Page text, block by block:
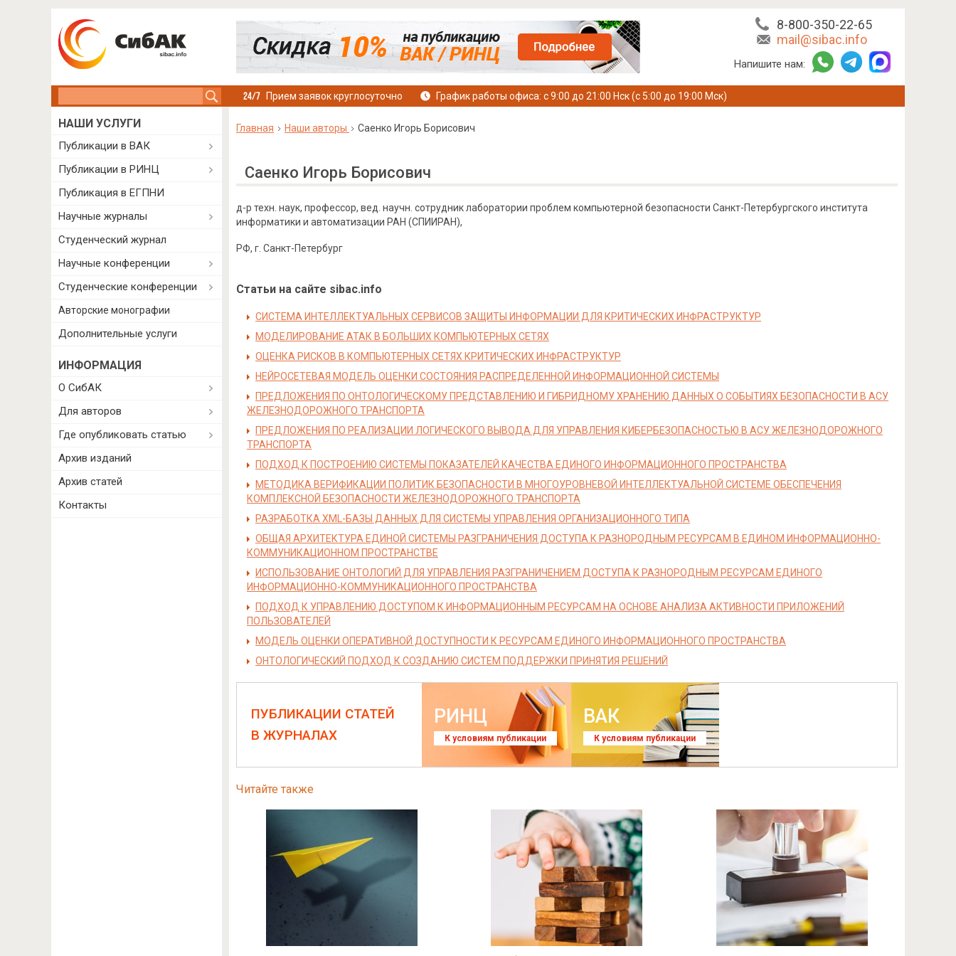
8-800-350-22-65
mail@sibac.info
Напишите нам:
Прием заявок круглосуточно График работы офиса: с 9:00 до 21:00 Нск (с 5:00 до 19:00 Мск)
Главная Наши авторы Саенко Игорь Борисович
Саенко Игорь Борисович
д-р техн. наук, профессор, вед. научн. сотрудник лаборатории проблем компьютерной безопасности Санкт-Петербургского института
информатики и автоматизации РАН (СПИИРАН),
РФ, г. Санкт-Петербург
Статьи на сайте sibac.info
СИСТЕМА ИНТЕЛЛЕКТУАЛЬНЫХ СЕРВИСОВ ЗАЩИТЫ ИНФОРМАЦИИ ДЛЯ КРИТИЧЕСКИХ ИНФРАСТРУКТУР
МОДЕЛИРОВАНИЕ АТАК В БОЛЬШИХ КОМПЬЮТЕРНЫХ СЕТЯХ
ОЦЕНКА РИСКОВ В КОМПЬЮТЕРНЫХ СЕТЯХ КРИТИЧЕСКИХ ИНФРАСТРУКТУР
НЕЙРОСЕТЕВАЯ МОДЕЛЬ ОЦЕНКИ СОСТОЯНИЯ РАСПРЕДЕЛЕННОЙ ИНФОРМАЦИОННОЙ СИСТЕМЫ
ПРЕДЛОЖЕНИЯ ПО ОНТОЛОГИЧЕСКОМУ ПРЕДСТАВЛЕНИЮ И ГИБРИДНОМУ ХРАНЕНИЮ ДАННЫХ О СОБЫТИЯХ БЕЗОПАСНОСТИ В АСУ
ЖЕЛЕЗНОДОРОЖНОГО ТРАНСПОРТА
ПРЕДЛОЖЕНИЯ ПО РЕАЛИЗАЦИИ ЛОГИЧЕСКОГО ВЫВОДА ДЛЯ УПРАВЛЕНИЯ КИБЕРБЕЗОПАСНОСТЬЮ В АСУ ЖЕЛЕЗНОДОРОЖНОГО
ТРАНСПОРТА
ПОДХОД К ПОСТРОЕНИЮ СИСТЕМЫ ПОКАЗАТЕЛЕЙ КАЧЕСТВА ЕДИНОГО ИНФОРМАЦИОННОГО ПРОСТРАНСТВА
МЕТОДИКА ВЕРИФИКАЦИИ ПОЛИТИК БЕЗОПАСНОСТИ В МНОГОУРОВНЕВОЙ ИНТЕЛЛЕКТУАЛЬНОЙ СИСТЕМЕ ОБЕСПЕЧЕНИЯ
КОМПЛЕКСНОЙ БЕЗОПАСНОСТИ ЖЕЛЕЗНОДОРОЖНОГО ТРАНСПОРТА
РАЗРАБОТКА XML-БАЗЫ ДАННЫХ ДЛЯ СИСТЕМЫ УПРАВЛЕНИЯ ОРГАНИЗАЦИОННОГО ТИПА
ОБЩАЯ АРХИТЕКТУРА ЕДИНОЙ СИСТЕМЫ РАЗГРАНИЧЕНИЯ ДОСТУПА К РАЗНОРОДНЫМ РЕСУРСАМ В ЕДИНОМ ИНФОРМАЦИОННО-
КОММУНИКАЦИОННОМ ПРОСТРАНСТВЕ
ИСПОЛЬЗОВАНИЕ ОНТОЛОГИЙ ДЛЯ УПРАВЛЕНИЯ РАЗГРАНИЧЕНИЕМ ДОСТУПА К РАЗНОРОДНЫМ РЕСУРСАМ ЕДИНОГО
ИНФОРМАЦИОННО-КОММУНИКАЦИОННОГО ПРОСТРАНСТВА
ПОДХОД К УПРАВЛЕНИЮ ДОСТУПОМ К ИНФОРМАЦИОННЫМ РЕСУРСАМ НА ОСНОВЕ АНАЛИЗА АКТИВНОСТИ ПРИЛОЖЕНИЙ
ПОЛЬЗОВАТЕЛЕЙ
МОДЕЛЬ ОЦЕНКИ ОПЕРАТИВНОЙ ДОСТУПНОСТИ К РЕСУРСАМ ЕДИНОГО ИНФОРМАЦИОННОГО ПРОСТРАНСТВА
ОНТОЛОГИЧЕСКИЙ ПОДХОД К СОЗДАНИЮ СИСТЕМ ПОДДЕРЖКИ ПРИНЯТИЯ РЕШЕНИЙ
ПУБЛИКАЦИИ СТАТЕЙ
В ЖУРНАЛАХ
РИНЦ
К условиям публикации
ВАК
К условиям публикации
Читайте также
НАШИ УСЛУГИ
Публикации в ВАК
Публикации в РИНЦ
Публикация в ЕГПНИ
Научные журналы
Студенческий журнал
Научные конференции
Студенческие конференции
Авторские монографии
Дополнительные услуги
ИНФОРМАЦИЯ
О СибАК
Для авторов
Где опубликовать статью
Архив изданий
Архив статей
Контакты